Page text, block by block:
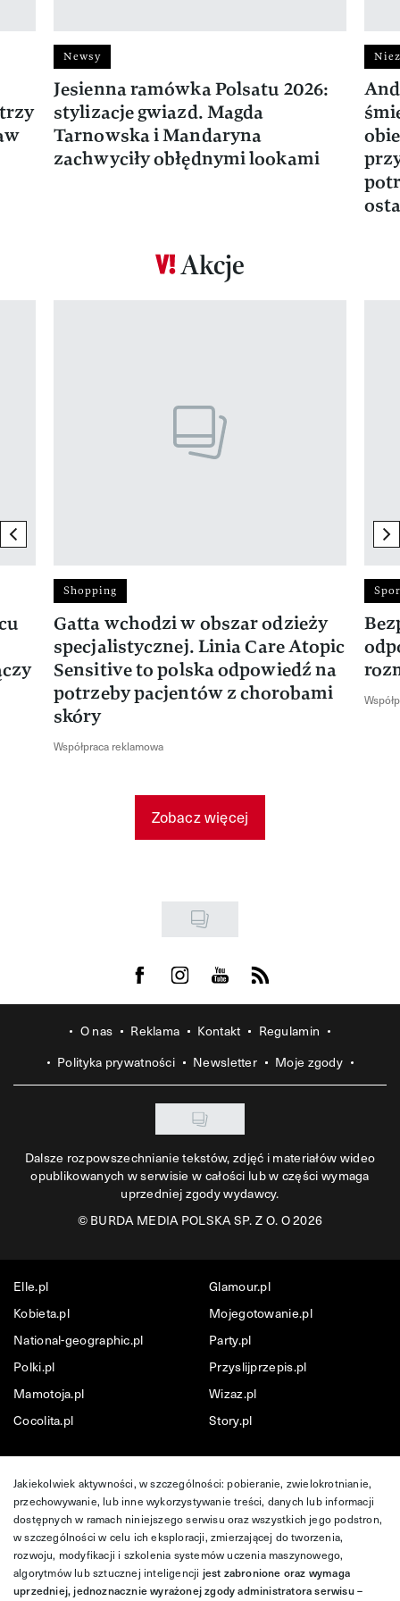
Newsy
Jesienna ramówka Polsatu 2026:
stylizacje gwiazd. Magda
Tarnowska i Mandaryna
zachwyciły obłędnymi lookami
Akcje
previous element
Shopping
Gatta wchodzi w obszar odzieży
specjalistycznej. Linia Care Atopic
Sensitive to polska odpowiedź na
potrzeby pacjentów z chorobami
skóry
Współpraca reklamowa
Zobacz więcej
Visit us on Facebook
Visit us on Instagram
Visit us on Youtube
Visit us on Rss
O nas Reklama Kontakt
Regulamin
Polityka prywatności
Newsletter Moje zgody
Dalsze rozpowszechnianie tekstów, zdjęć i materiałów wideo
opublikowanych w serwisie w całości lub w części wymaga
uprzedniej zgody wydawcy.
©BURDA MEDIA POLSKA SP. Z O. O 2026
Elle.pl
Glamour.pl
Kobieta.pl
Mojegotowanie.pl
National-geographic.pl
Party.pl
Polki.pl
Przyslijprzepis.pl
Mamotoja.pl
Wizaz.pl
Cocolita.pl
Story.pl
Jakiekolwiek aktywności, w szczególności: pobieranie, zwielokrotnianie,
przechowywanie, lub inne wykorzystywanie treści, danych lub informacji
dostępnych w ramach niniejszego serwisu oraz wszystkich jego podstron,
w szczególności w celu ich eksploracji, zmierzającej do tworzenia,
rozwoju, modyfikacji i szkolenia systemów uczenia maszynowego,
algorytmów lub sztucznej inteligencji jest zabronione oraz wymaga
uprzedniej, jednoznacznie wyrażonej zgody administratora serwisu –